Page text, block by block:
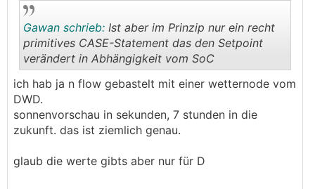
..
Gawan schrieb: Ist aber im Prinzip nur ein recht
primitives CASE-Statement das den Setpoint
verändert in Abhängigkeit vom SoC
ich hab ja n flow gebastelt mit einer wetternode vom
DWD.
sonnenvorschau in sekunden, 7 stunden in die
zukunft. das ist ziemlich genau.
glaub die werte gibts aber nur für D